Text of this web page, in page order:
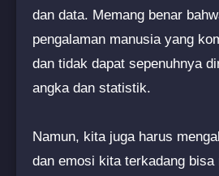
dan data. Memang benar
pengalaman manusia yang
dan tidak dapat sepenuhnya
angka dan statistik.
Namun, kita juga harus
dan emosi kita terkadang